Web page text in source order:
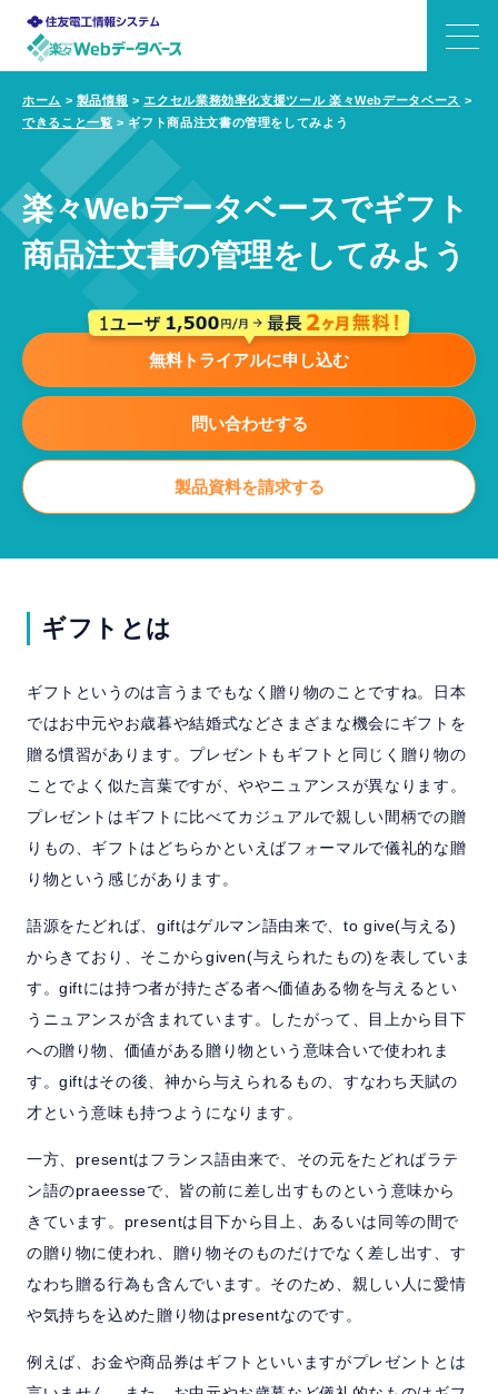
できること
特長
機能
事例
マニュアル
資料請求 無料トライアル
ホーム製品情報会社情報採用情報
ホーム > 製品情報 > エクセル業務効率化支援ツール 楽々Webデータベース >
できること一覧 > ギフト商品注文書の管理をしてみよう
楽々Webデータベースでギフト
商品注文書の管理をしてみよう
無料トライアルに申し込む
問い合わせする
製品資料を請求する
ギフトとは
ギフトというのは言うまでもなく贈り物のことですね。日本
ではお中元やお歳暮や結婚式などさまざまな機会にギフトを
贈る慣習があります。プレゼントもギフトと同じく贈り物の
ことでよく似た言葉ですが、ややニュアンスが異なります。
プレゼントはギフトに比べてカジュアルで親しい間柄での贈
りもの、ギフトはどちらかといえばフォーマルで儀礼的な贈
り物という感じがあります。
語源をたどれば、giftはゲルマン語由来で、to give(与える)
からきており、そこからgiven(与えられたもの)を表していま
す。giftには持つ者が持たざる者へ価値ある物を与えるとい
うニュアンスが含まれています。したがって、目上から目下
への贈り物、価値がある贈り物という意味合いで使われま
す。giftはその後、神から与えられるもの、すなわち天賦の
才という意味も持つようになります。
一方、presentはフランス語由来で、その元をたどればラテ
ン語のpraeesseで、皆の前に差し出すものという意味から
きています。presentは目下から目上、あるいは同等の間で
の贈り物に使われ、贈り物そのものだけでなく差し出す、す
なわち贈る行為も含んでいます。そのため、親しい人に愛情
や気持ちを込めた贈り物はpresentなのです。
例えば、お金や商品券はギフトといいますがプレゼントとは